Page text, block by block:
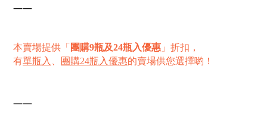
——
本賣場提供「 團購9瓶及24瓶入優惠 」 折扣，
有單瓶入 團購24瓶入優惠的賣場供您選擇喲！
——